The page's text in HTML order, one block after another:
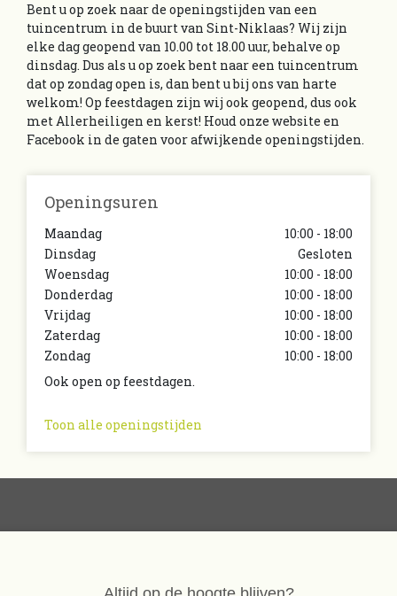
Bent u op zoek naar de openingstijden van een
tuincentrum in de buurt van Sint-Niklaas? Wij zijn
elke dag geopend van 10.00 tot 18.00 uur, behalve op
dinsdag. Dus als u op zoek bent naar een tuincentrum
dat op zondag open is, dan bent u bij ons van harte
welkom! Op feestdagen zijn wij ook geopend, dus ook
met Allerheiligen en kerst! Houd onze website en
Facebook in de gaten voor afwijkende openingstijden.
Openingsuren
Maandag
10:00 - 18:00
Dinsdag
Gesloten
Woensdag
10:00 - 18:00
Donderdag
10:00 - 18:00
Vrijdag
10:00 - 18:00
Zaterdag
10:00 - 18:00
Zondag
10:00 - 18:00
Ook open op feestdagen.
Toon alle openingstijden